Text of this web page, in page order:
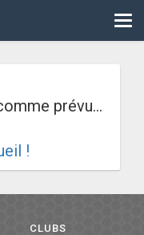
prévu...
!
CLUBS